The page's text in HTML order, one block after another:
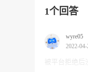
1个回答
wyre05
2022-04-
被平台拒绝后